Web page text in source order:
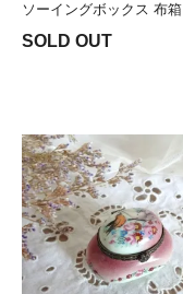
ソーイングボックス 布箱
SOLD OUT